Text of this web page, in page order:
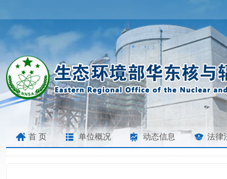
首 页 单位概况 动态信息 法律